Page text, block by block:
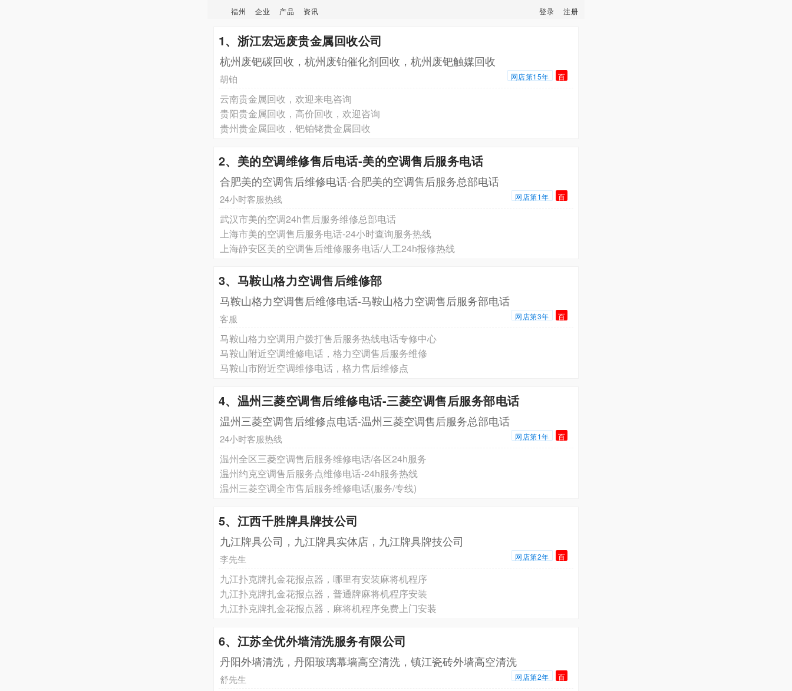
福州 企业 产品 资讯 登录 注册
1、浙江宏远废贵金属回收公司
杭州废钯碳回收，杭州废铂催化剂回收，杭州废钯触媒回收
胡铂 网店第15年 百
云南贵金属回收，欢迎来电咨询
贵阳贵金属回收，高价回收，欢迎咨询
贵州贵金属回收，钯铂铑贵金属回收
2、美的空调维修售后电话-美的空调售后服务电话
合肥美的空调售后维修电话-合肥美的空调售后服务总部电话
24小时客服热线 网店第1年 百
武汉市美的空调24h售后服务维修总部电话
上海市美的空调售后服务电话-24小时查询服务热线
上海静安区美的空调售后维修服务电话/人工24h报修热线
3、马鞍山格力空调售后维修部
马鞍山格力空调售后维修电话-马鞍山格力空调售后服务部电话
客服 网店第3年 百
马鞍山格力空调用户拨打售后服务热线电话专修中心
马鞍山附近空调维修电话，格力空调售后服务维修
马鞍山市附近空调维修电话，格力售后维修点
4、温州三菱空调售后维修电话-三菱空调售后服务部电话
温州三菱空调售后维修点电话-温州三菱空调售后服务总部电话
24小时客服热线 网店第1年 百
温州全区三菱空调售后服务维修电话/各区24h服务
温州约克空调售后服务点维修电话-24h服务热线
温州三菱空调全市售后服务维修电话(服务/专线)
5、江西千胜牌具牌技公司
九江牌具公司，九江牌具实体店，九江牌具牌技公司
李先生 网店第2年 百
九江扑克牌扎金花报点器，哪里有安装麻将机程序
九江扑克牌扎金花报点器，普通牌麻将机程序安装
九江扑克牌扎金花报点器，麻将机程序免费上门安装
6、江苏全优外墙清洗服务有限公司
丹阳外墙清洗，丹阳玻璃幕墙高空清洗，镇江瓷砖外墙高空清洗
舒先生 网店第2年 百